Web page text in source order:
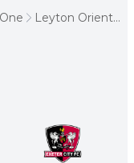
Leyton Orient -